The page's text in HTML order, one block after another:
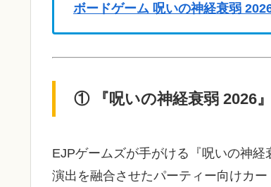
ボードゲーム 呪いの神経衰弱
① 『呪いの神経衰弱 2026
EJPゲームズが手がける『呪いの神
演出を融合させたパーティー向けカー